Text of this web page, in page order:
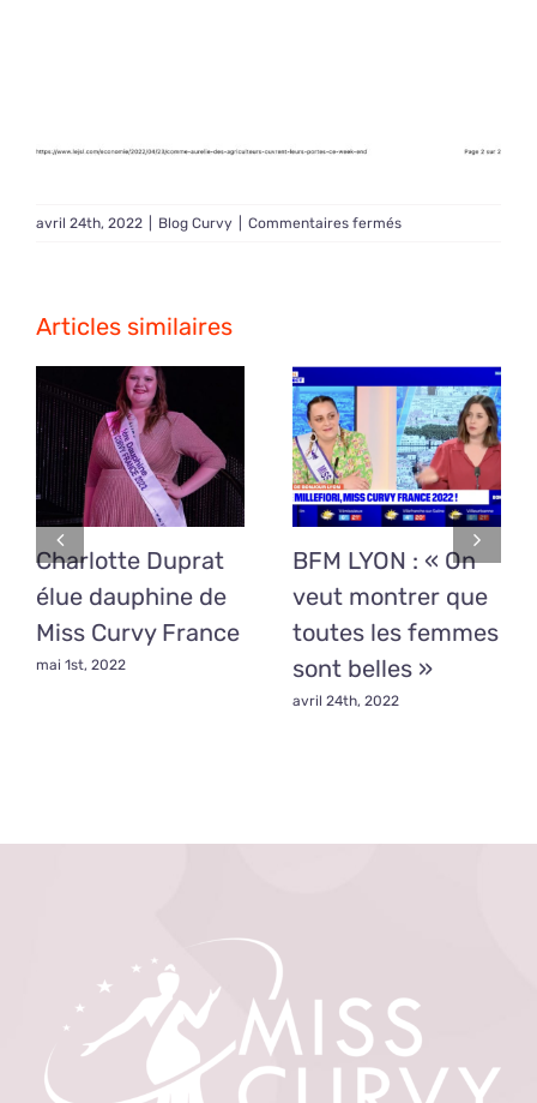
avril 24th, 2022 Blog Curvy Commentaires ferméssur
ouvrent
leurs
portes
ce
week-
end
Articles similaires
Charlotte Duprat
élue dauphine de
Miss Curvy France
mai 1st, 2022
BFM LYON : « On
veut montrer que
toutes les femmes
sont belles »
avril 24th, 2022